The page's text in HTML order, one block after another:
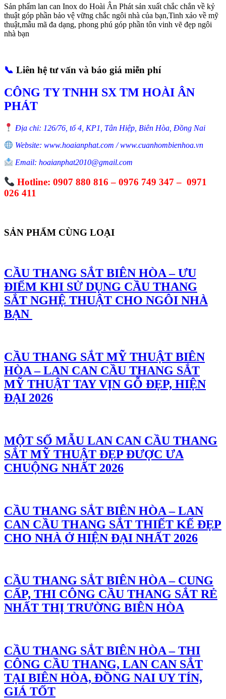
Sản phẩm lan can Inox do Hoài Ân Phát sản xuất chắc chắn về kỷ
thuật góp phần bảo vệ vững chắc ngôi nhà của bạn,Tinh xảo về mỹ
thuật,mẫu mã đa dạng, phong phú góp phần tôn vinh vẽ đẹp ngôi
nhà bạn
📞 Liên hệ tư vấn và báo giá miễn phí
CÔNG TY TNHH SX TM HOÀI ÂN
PHÁT
Địa chỉ: 126/76, tổ 4, KP1, Tân Hiệp, Biên Hòa, Đồng Nai
Website: www.hoaianphat.com / www.cuanhombienhoa.vn
Email: hoaianphat2010@gmail.com
Hotline: 0907 880 816 – 0976 749 347 – 0971
026 411
SẢN PHẨM CÙNG LOẠI
CẦU THANG SẮT BIÊN HÒA – ƯU
ĐIỂM KHI SỬ DỤNG CẦU THANG
SẮT NGHỆ THUẬT CHO NGÔI NHÀ
BẠN
CẦU THANG SẮT MỸ THUẬT BIÊN
HÒA – LAN CAN CẦU THANG SẮT
MỸ THUẬT TAY VỊN GỖ ĐẸP, HIỆN
ĐẠI 2026
MỘT SỐ MẪU LAN CAN CẦU THANG
SẮT MỸ THUẬT ĐẸP ĐƯỢC ƯA
CHUỘNG NHẤT 2026
CẦU THANG SẮT BIÊN HÒA – LAN
CAN CẦU THANG SẮT THIẾT KẾ ĐẸP
CHO NHÀ Ở HIỆN ĐẠI NHẤT 2026
CẦU THANG SẮT BIÊN HÒA – CUNG
CẤP, THI CÔNG CẦU THANG SẮT RẺ
NHẤT THỊ TRƯỜNG BIÊN HÒA
CẦU THANG SẮT BIÊN HÒA – THI
CÔNG CẦU THANG, LAN CAN SẮT
TẠI BIÊN HÒA, ĐỒNG NAI UY TÍN,
GIÁ TỐT